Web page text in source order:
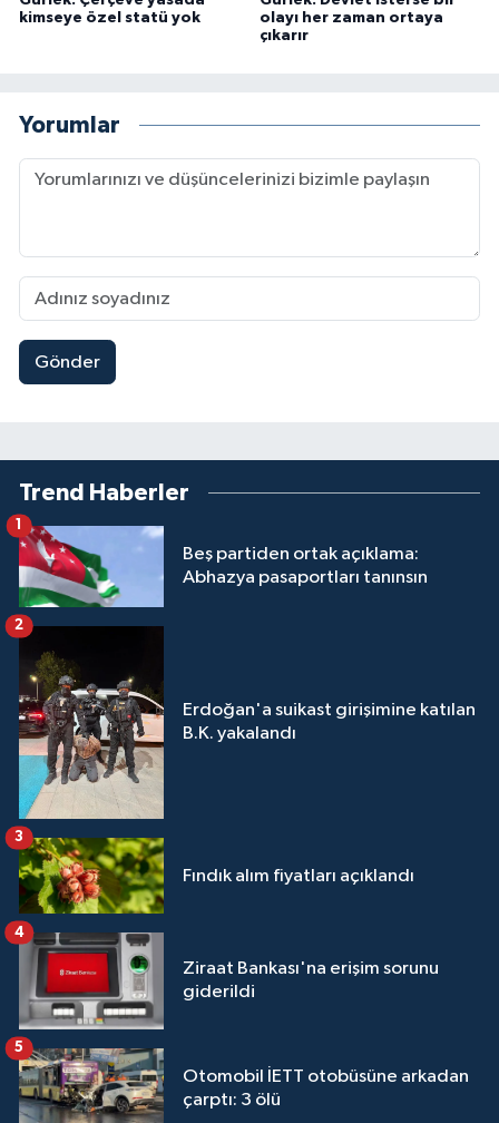
kimseye özel statü yok
olayı her zaman ortaya
çıkarır
Yorumlar
Gönder
Trend Haberler
Beş partiden ortak açıklama:
Abhazya pasaportları tanınsın
1
Erdoğan'a suikast girişimine katılan
B.K. yakalandı
2
Fındık alım fiyatları açıklandı
3
Ziraat Bankası'na erişim sorunu
giderildi
4
Otomobil İETT otobüsüne arkadan
çarptı: 3 ölü
5